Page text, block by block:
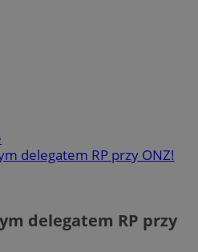
delegatem RP przy ONZ!
delegatem RP przy